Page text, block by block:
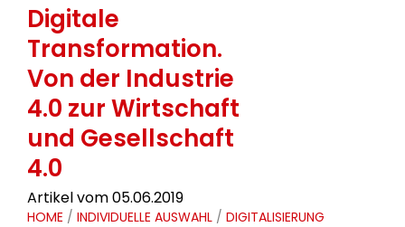
Digitale
Transformation.
Von der Industrie
4.0 zur Wirtschaft
und Gesellschaft
4.0
Artikel vom 05.06.2019
HOME / INDIVIDUELLE AUSWAHL / DIGITALISIERUNG